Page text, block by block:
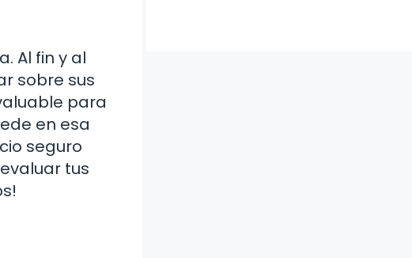
Al fin y al
sobre sus
para
en esa
seguro
tus